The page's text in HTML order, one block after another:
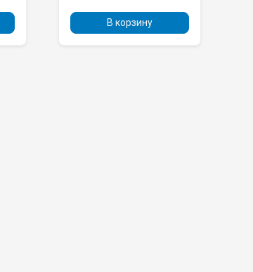
В корзину